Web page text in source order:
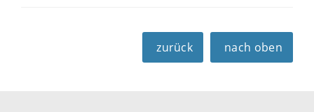
zurück nach oben